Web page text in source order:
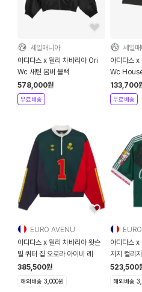
세일매니아
아디다스 x 윌리 차바리아 Ori
Wc 새틴 봄버 블랙
578,000원
무료배송
세일
아디다스 x
Wc
133,700
무료배송
EURO AVENU
아디다스 x 윌리 차바리아 왓슨
빌 쿼터 집 오로라 아이비 레
385,500원
해외배송 3,000원
아디다스 x
523,500
해외배송